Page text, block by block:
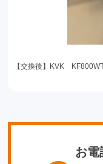
【交換後】KVK
お電